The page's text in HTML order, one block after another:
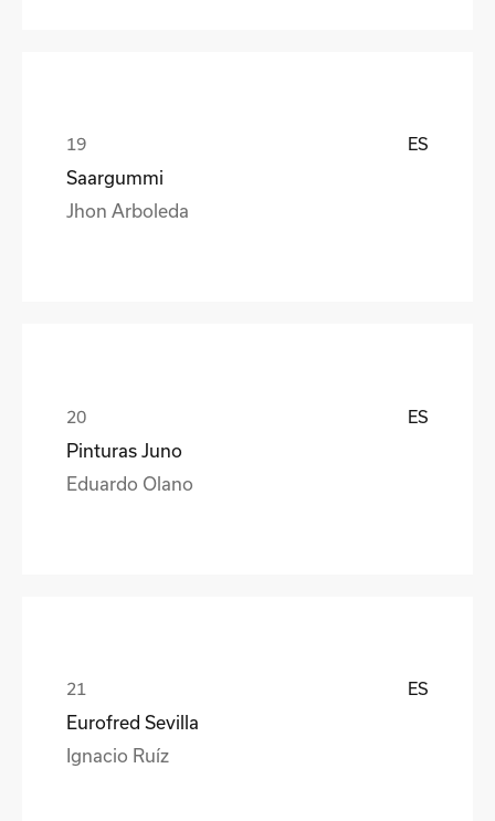
ES
Saargummi
Jhon Arboleda
ES
Pinturas Juno
Eduardo Olano
ES
Eurofred Sevilla
Ignacio Ruíz